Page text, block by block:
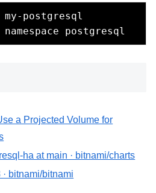
postgresql
a Projected Volume for
ha at main · bitnami/charts
bitnami/bitnami